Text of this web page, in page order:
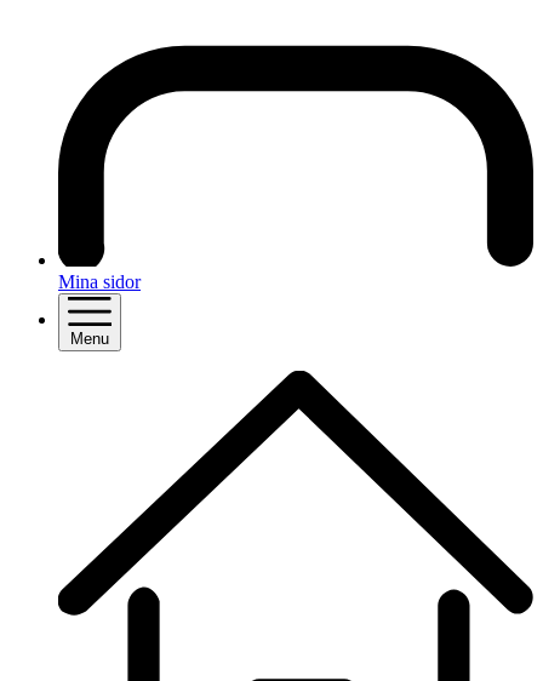
Mina sidor
Menu